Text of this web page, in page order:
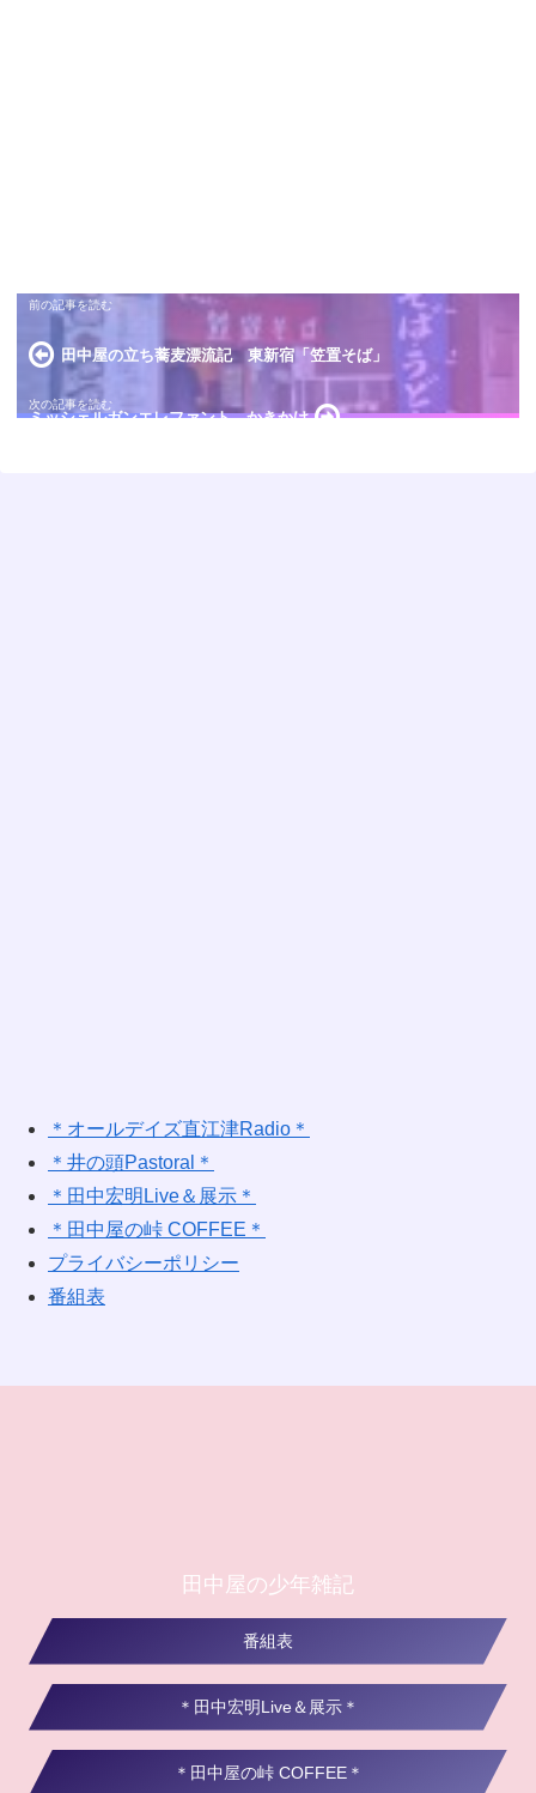
田中屋の立ち蕎麦漂流記 東新宿「笠置そば」
ミッシェルガンエレファント かきかけ
＊オールデイズ直江津Radio＊
＊井の頭Pastoral＊
＊田中宏明Live＆展示＊
＊田中屋の峠 COFFEE＊
プライバシーポリシー
番組表
田中屋の少年雑記
番組表
＊田中宏明Live＆展示＊
＊田中屋の峠 COFFEE＊